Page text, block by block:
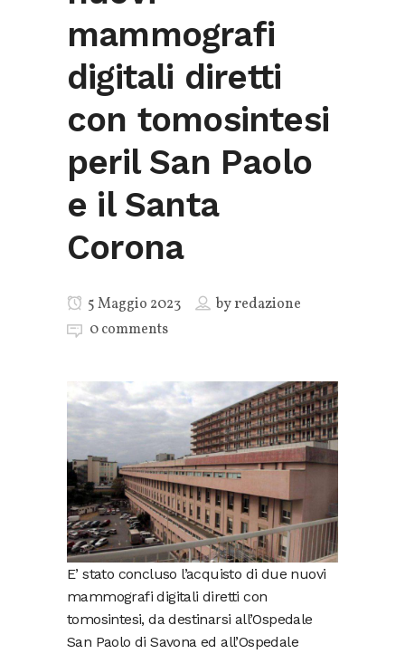
mammografi
digitali diretti
con tomosintesi
peril San Paolo
e il Santa
Corona
5 Maggio 2023 byredazione
0 comments
E’ stato concluso l’acquisto di due nuovi
mammografi digitali diretti con
tomosintesi, da destinarsi all’Ospedale
San Paolo di Savona ed all’Ospedale